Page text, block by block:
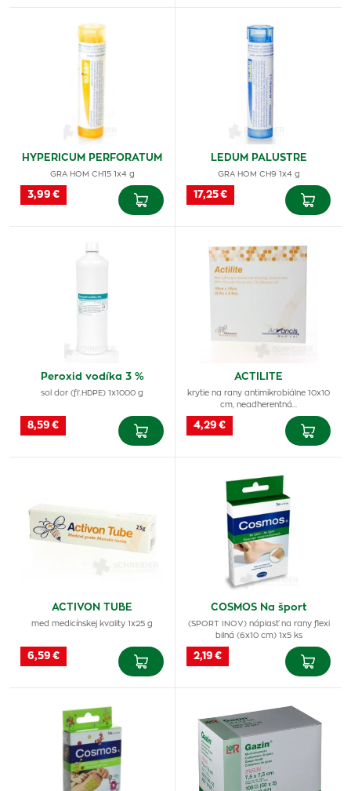
HYPERICUM PERFORATUM
GRA HOM CH15 1x4 g
3,99 €
LEDUM PALUSTRE
GRA HOM CH9 1x4 g
17,25 €
Peroxid vodíka 3 %
sol dor (fľ.HDPE) 1x1000 g
8,59 €
ACTILITE
krytie na rany antimikrobiálne 10x10
cm, neadherentná…
4,29 €
ACTIVON TUBE
med medicínskej kvality 1x25 g
6,59 €
COSMOS Na šport
(SPORT INOV) náplasť na rany flexi
bilná (6x10 cm) 1x5 ks
2,19 €